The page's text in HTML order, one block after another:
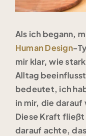
Als ich begann,
Human Design-
mir klar, wie
Alltag
bedeutet, ich
in mir, die
Diese Kraft fließt
darauf achte,